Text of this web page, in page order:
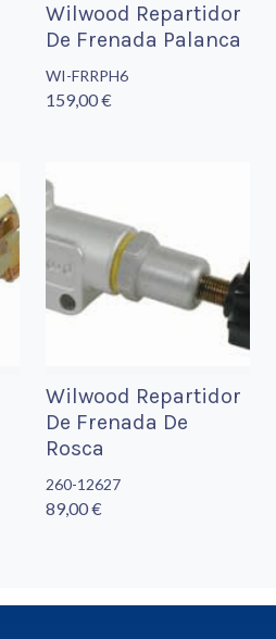
Wilwood Repartidor
De Frenada Palanca
WI-FRRPH6
159,00 €
Wilwood Repartidor
De Frenada De
Rosca
260-12627
89,00 €